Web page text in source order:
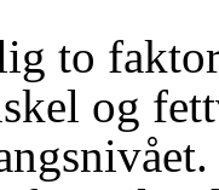
to
og